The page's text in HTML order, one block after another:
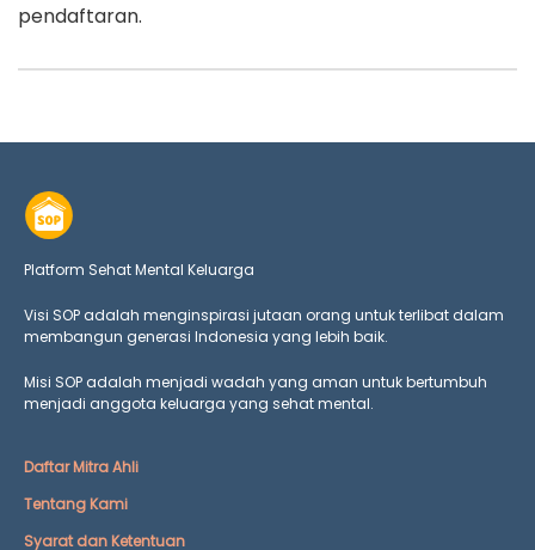
pendaftaran.
Platform Sehat Mental Keluarga
Visi SOP adalah menginspirasi jutaan orang untuk terlibat dalam
membangun generasi Indonesia yang lebih baik.
Misi SOP adalah menjadi wadah yang aman untuk bertumbuh
menjadi anggota keluarga yang sehat mental.
Daftar Mitra Ahli
Tentang Kami
Syarat dan Ketentuan